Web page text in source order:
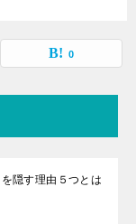
0
隠す理由５つとは